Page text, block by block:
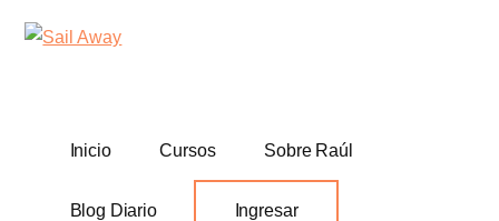
Additional
menu
Sail
Academia
Inicio
Cursos Sobre Raúl
Blog Diario Ingresar